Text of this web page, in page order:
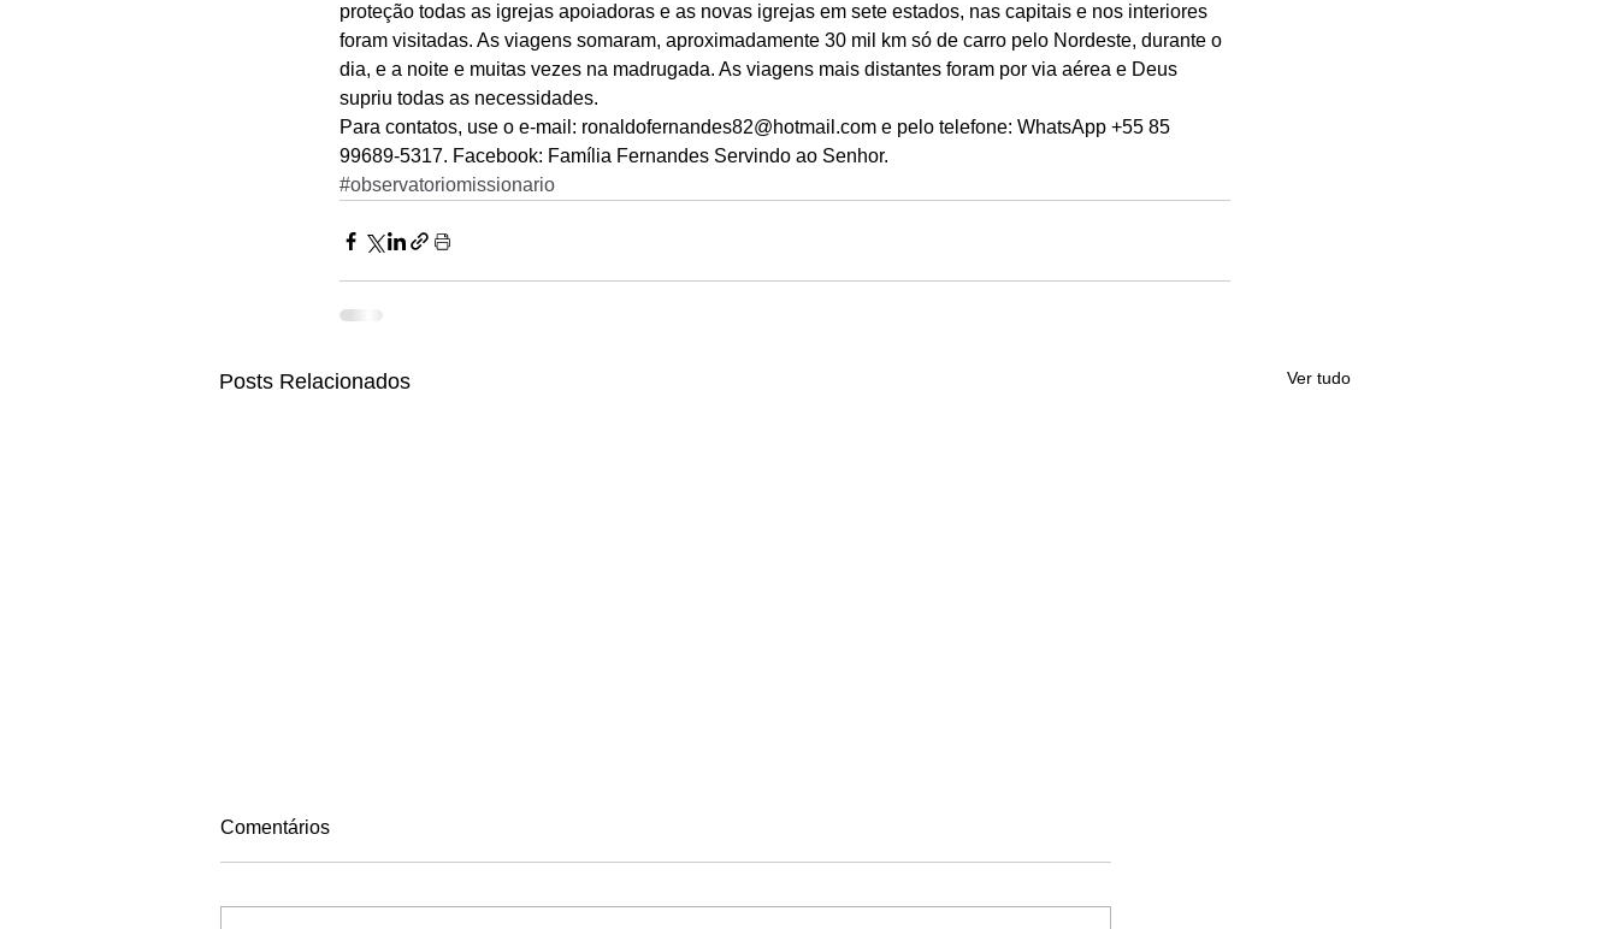
proteção todas as igrejas apoiadoras e as novas igrejas em sete estados, nas capitais e nos interiores
foram visitadas. As viagens somaram, aproximadamente 30 mil km só de carro pelo Nordeste, durante o
dia, e a noite e muitas vezes na madrugada. As viagens mais distantes foram por via aérea e Deus
supriu todas as necessidades.
Para contatos, use o e-mail: ronaldofernandes82@hotmail.com e pelo telefone: WhatsApp +55 85
99689-5317. Facebook: Família Fernandes Servindo ao Senhor.
#observatoriomissionario
Posts Relacionados Ver tudo
Comentários